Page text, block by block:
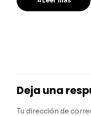
Deja una
Tu dirección de